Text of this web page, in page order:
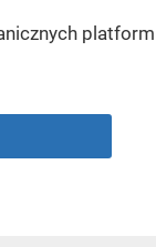
platform